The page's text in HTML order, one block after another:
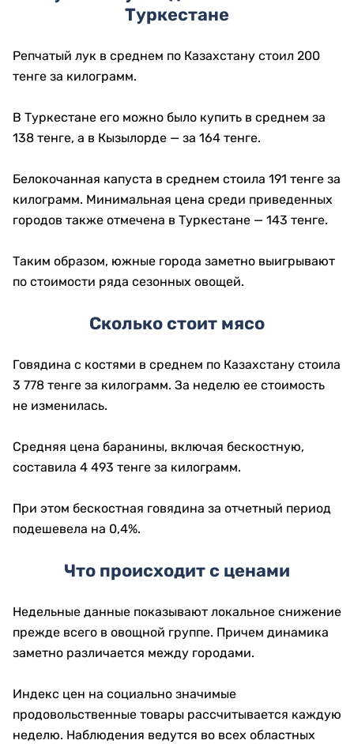
Туркестане
Репчатый лук в среднем по Казахстану стоил 200
тенге за килограмм.
В Туркестане его можно было купить в среднем за
138 тенге, а в Кызылорде — за 164 тенге.
Белокочанная капуста в среднем стоила 191 тенге за
килограмм. Минимальная цена среди приведенных
городов также отмечена в Туркестане — 143 тенге.
Таким образом, южные города заметно выигрывают
по стоимости ряда сезонных овощей.
Сколько стоит мясо
Говядина с костями в среднем по Казахстану стоила
3 778 тенге за килограмм. За неделю ее стоимость
не изменилась.
Средняя цена баранины, включая бескостную,
составила 4 493 тенге за килограмм.
При этом бескостная говядина за отчетный период
подешевела на 0,4%.
Что происходит с ценами
Недельные данные показывают локальное снижение
прежде всего в овощной группе. Причем динамика
заметно различается между городами.
Индекс цен на социально значимые
продовольственные товары рассчитывается каждую
неделю. Наблюдения ведутся во всех областных